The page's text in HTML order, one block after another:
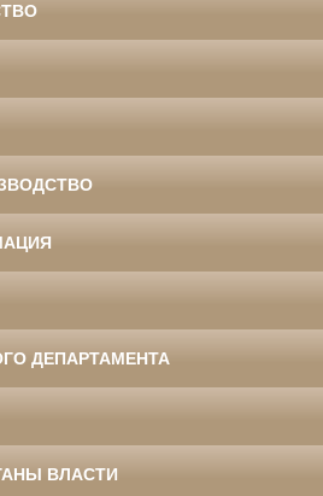
ДЕПАРТАМЕНТА
ВЛАСТИ